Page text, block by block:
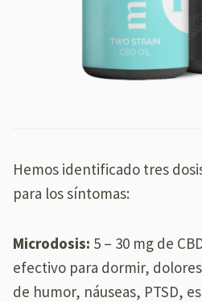
Hemos identificado tres
para los síntomas:
Microdosis: 5 – 30 mg de
efectivo para dormir,
de humor, náuseas, PTSD,